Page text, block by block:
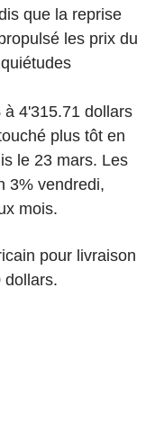
que la reprise
les prix du
4'315.71 dollars
plus tôt en
le 23 mars. Les
3% vendredi,
mois.
pour livraison
dollars.